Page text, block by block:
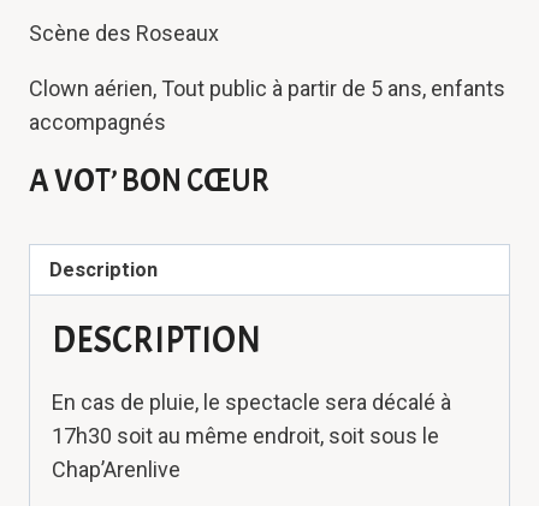
Scène des Roseaux
Clown aérien, Tout public à partir de 5 ans, enfants
accompagnés
A VOT’ BON CŒUR
Description
DESCRIPTION
En cas de pluie, le spectacle sera décalé à
17h30 soit au même endroit, soit sous le
Chap’Arenlive